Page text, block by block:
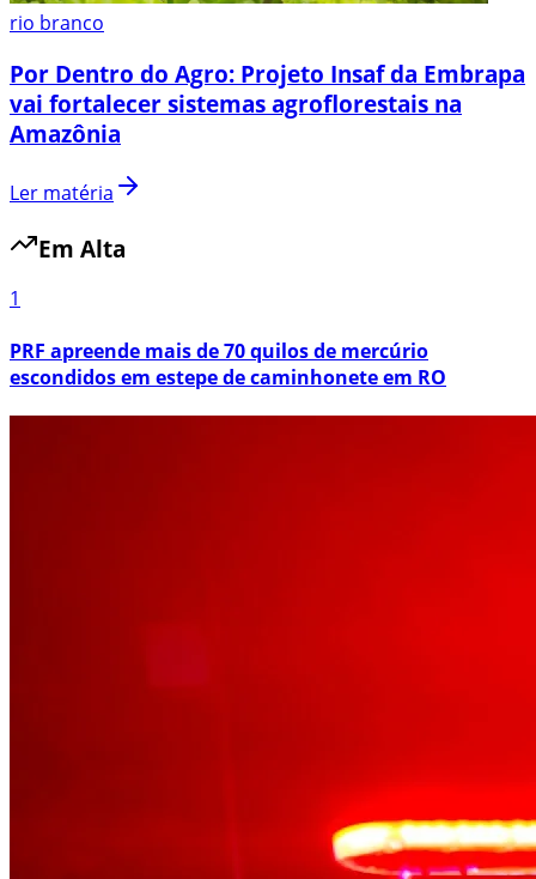
rio branco
Por Dentro do Agro: Projeto Insaf da Embrapa
vai fortalecer sistemas agroflorestais na
Amazônia
Ler matéria
Em Alta
1
PRF apreende mais de 70 quilos de mercúrio
escondidos em estepe de caminhonete em RO